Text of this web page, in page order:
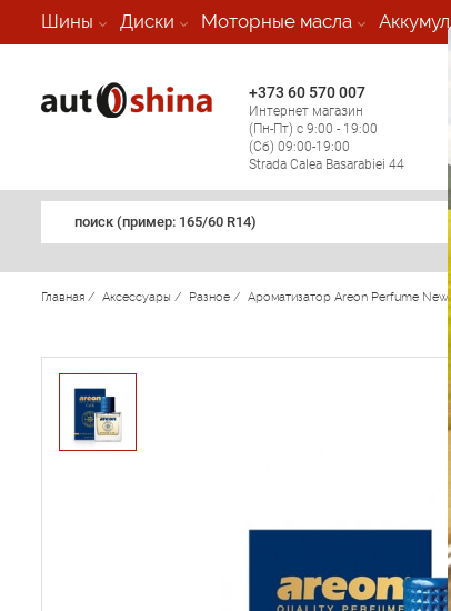
Шины Диски Моторные масла
+373 60 570 007
Интернет магазин
(Пн-Пт) с 9:00 - 19:00
(Сб) 09:00-19:00
Strada Calea Basarabiei 44
поиск (примеp: 165/60 R14)
Главная / Аксессуары / Разное / Ароматизатор Areon Perfume New